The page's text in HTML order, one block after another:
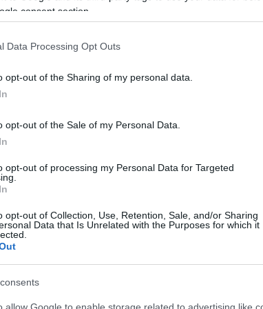
consent section.
Data Processing Opt Outs
opt-out of the Sharing of my personal data.
opt-out of the Sale of my Personal Data.
opt-out of processing my Personal Data for Targeted
opt-out of Collection, Use, Retention, Sale, and/or Sharing
Data that Is Unrelated with the Purposes for which it
allow Google to enable storage related to advertising like
di Luras morto all’ospedale…
I dolori al petto, poi il decesso: le ultime
ore del 23enne di Luras
La morte di Mauro Zuncheddu all’ospedale. Come è
morto Mauro Zuncheddu? Questa è la domanda al
centro delle indagini avviate dalla Procura di
Tempio dopo il decesso del 23enne ricoverato…
CRONACA 12 MAGGIO 2026
Luras in lutto per la scomparsa prematura
di Mauro Zuncheddu